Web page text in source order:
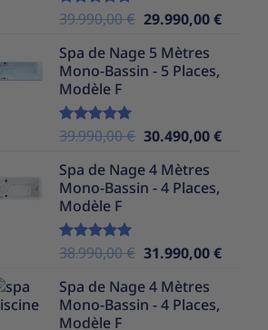
Note5.00
39.990,00€ Le
initial
était :
29.990,00€Le
Spa de Nage 5 Mètres
Mono-Bassin - 5 Places,
Modèle F
Note5.00
39.990,00€ Le
initial
était :
30.490,00€Le
Spa de Nage 4 Mètres
Mono-Bassin - 4 Places,
Modèle F
Note5.00
38.990,00€ Le
initial
était :
31.990,00€Le
Spa de Nage 4 Mètres
Mono-Bassin - 4 Places,
Modèle F